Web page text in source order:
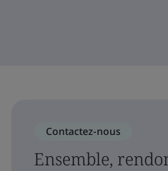
Contactez-nous
Ensemble,